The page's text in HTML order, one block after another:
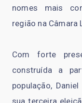
nomes mais
região na Câmara
Com forte
construída a
população,
sua terceira